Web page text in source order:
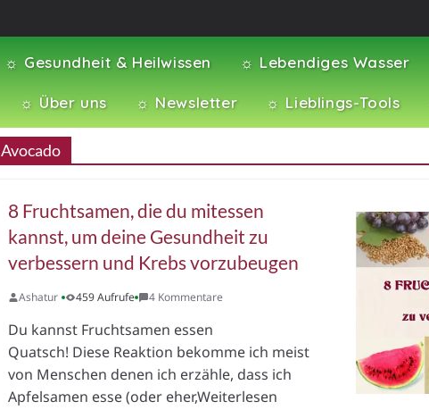
☼ Gesundheit & Heilwissen ☼ Lebendiges Wasser
☼ Über uns ☼ Newsletter ☼ Lieblings-Tools
Avocado
8 Fruchtsamen, die du mitessen
kannst, um deine Gesundheit zu
verbessern und Krebs vorzubeugen
Ashatur 459 Aufrufe 4 Kommentare
Du kannst Fruchtsamen essen
Quatsch! Diese Reaktion bekomme ich meist
von Menschen denen ich erzähle, dass ich
Apfelsamen esse (oder eher,Weiterlesen